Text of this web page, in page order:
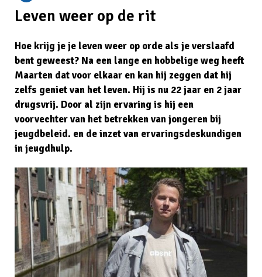
Leven weer op de rit
Hoe krijg je je leven weer op orde als je verslaafd
bent geweest? Na een lange en hobbelige weg heeft
Maarten dat voor elkaar en kan hij zeggen dat hij
zelfs geniet van het leven. Hij is nu 22 jaar en 2 jaar
drugsvrij. Door al zijn ervaring is hij een
voorvechter van het betrekken van jongeren bij
jeugdbeleid. en de inzet van ervaringsdeskundigen
in jeugdhulp.